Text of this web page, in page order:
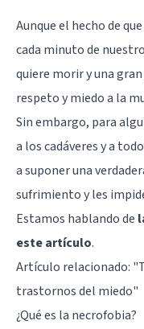
Aunque el hecho de
cada minuto de
quiere morir y una
respeto y miedo a la
Sin embargo, para
a los cadáveres y a
a suponer una
sufrimiento y les
Estamos hablando de
este artículo.
Artículo relacionado: "
trastornos del miedo"
¿Qué es la necrofobia?